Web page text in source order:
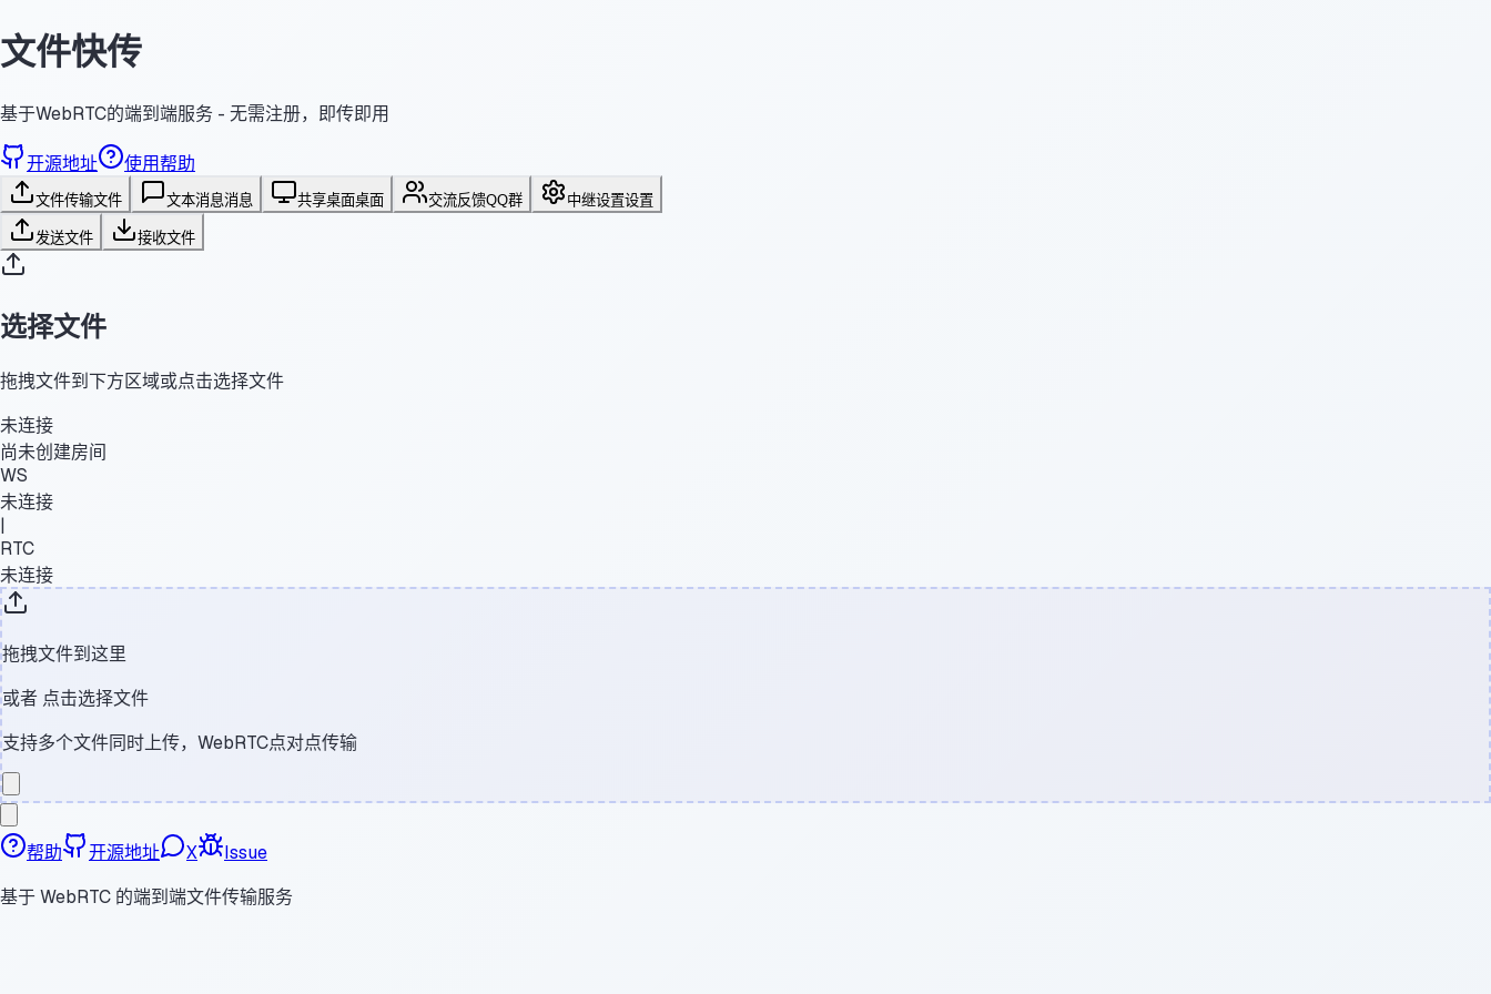
文件快传
基于WebRTC的端到端服务 - 无需注册，即传即用
开源地址 使用帮助
文件传输文件 文本消息消息 共享桌面桌面 交流反馈QQ群 中继设置设置
发送文件 接收文件
选择文件
拖拽文件到下方区域或点击选择文件
未连接
尚未创建房间
WS
未连接
|
RTC
未连接
拖拽文件到这里
或者 点击选择文件
支持多个文件同时上传，WebRTC点对点传输
帮助 开源地址 X
Issue
基于 WebRTC 的端到端文件传输服务